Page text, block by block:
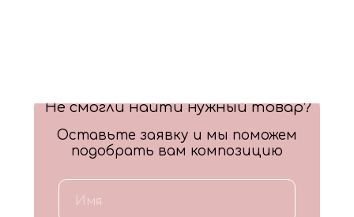
Не смогли найти нужный товар?
Оставьте заявку и мы поможем
подобрать вам композицию